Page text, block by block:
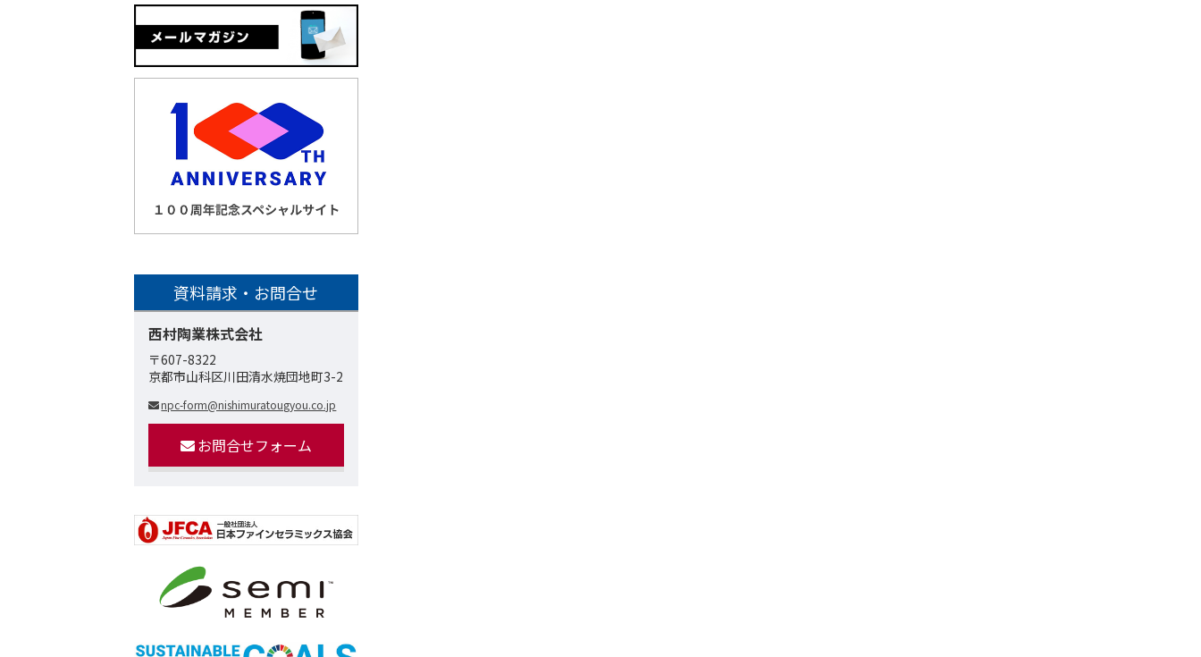
資料請求・お問合せ
西村陶業株式会社
〒607-8322
京都市山科区川田清水焼団地町3-2
npc-form@nishimuratougyou.co.jp
お問合せフォーム